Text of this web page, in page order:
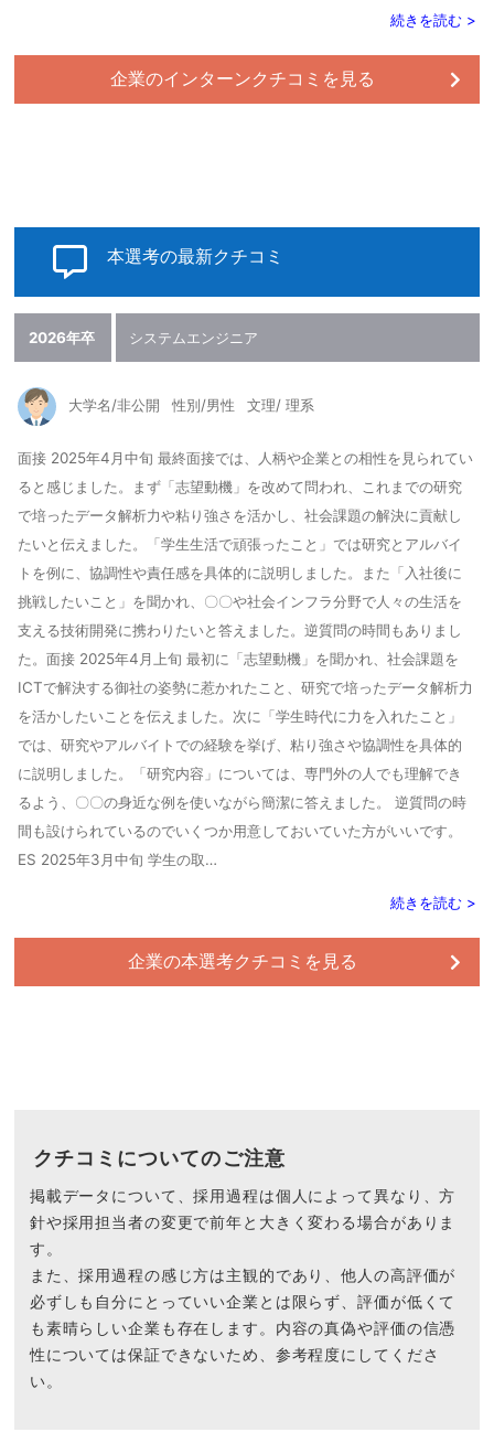
続きを読む >
企業のインターンクチコミを見る
本選考の最新クチコミ
2026年卒 システムエンジニア
大学名/非公開 性別/男性 文理/ 理系
面接 2025年4月中旬 最終面接では、人柄や企業との相性を見られてい
ると感じました。まず「志望動機」を改めて問われ、これまでの研究
で培ったデータ解析力や粘り強さを活かし、社会課題の解決に貢献し
たいと伝えました。「学生生活で頑張ったこと」では研究とアルバイ
トを例に、協調性や責任感を具体的に説明しました。また「入社後に
挑戦したいこと」を聞かれ、〇〇や社会インフラ分野で人々の生活を
支える技術開発に携わりたいと答えました。逆質問の時間もありまし
た。面接 2025年4月上旬 最初に「志望動機」を聞かれ、社会課題を
ICTで解決する御社の姿勢に惹かれたこと、研究で培ったデータ解析力
を活かしたいことを伝えました。次に「学生時代に力を入れたこと」
では、研究やアルバイトでの経験を挙げ、粘り強さや協調性を具体的
に説明しました。「研究内容」については、専門外の人でも理解でき
るよう、〇〇の身近な例を使いながら簡潔に答えました。 逆質問の時
間も設けられているのでいくつか用意しておいていた方がいいです。
ES 2025年3月中旬 学生の取…
続きを読む >
企業の本選考クチコミを見る
クチコミについてのご注意
掲載データについて、採用過程は個人によって異なり、方
針や採用担当者の変更で前年と大きく変わる場合がありま
す。
また、採用過程の感じ方は主観的であり、他人の高評価が
必ずしも自分にとっていい企業とは限らず、評価が低くて
も素晴らしい企業も存在します。内容の真偽や評価の信憑
性については保証できないため、参考程度にしてくださ
い。